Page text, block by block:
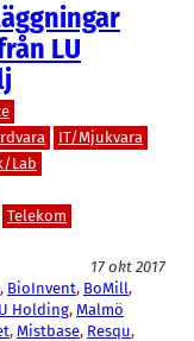
LU
IT/Mjukvara
Lab
Telekom
17 okt 2017
, BioInvent, BoMill
Holding, Malmö
, Mistbase, Resqu